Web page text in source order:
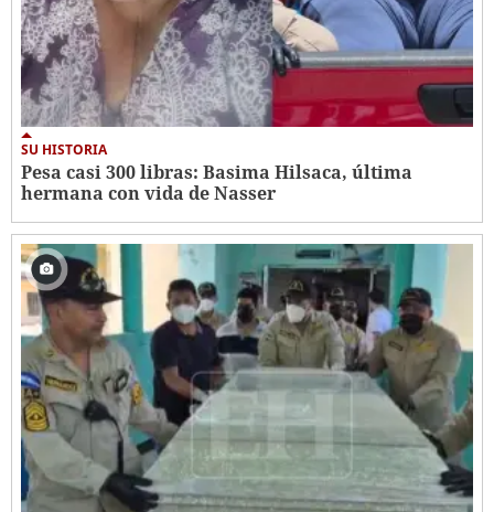
SU HISTORIA
Pesa casi 300 libras: Basima Hilsaca, última
hermana con vida de Nasser